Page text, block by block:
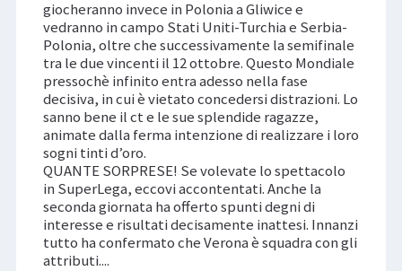
giocheranno invece in Polonia a Gliwice e
vedranno in campo Stati Uniti-Turchia e Serbia-
Polonia, oltre che successivamente la semifinale
tra le due vincenti il 12 ottobre. Questo Mondiale
pressochè infinito entra adesso nella fase
decisiva, in cui è vietato concedersi distrazioni. Lo
sanno bene il ct e le sue splendide ragazze,
animate dalla ferma intenzione di realizzare i loro
sogni tinti d’oro.
QUANTE SORPRESE! Se volevate lo spettacolo
in SuperLega, eccovi accontentati. Anche la
seconda giornata ha offerto spunti degni di
interesse e risultati decisamente inattesi. Innanzi
tutto ha confermato che Verona è squadra con gli
attributi....